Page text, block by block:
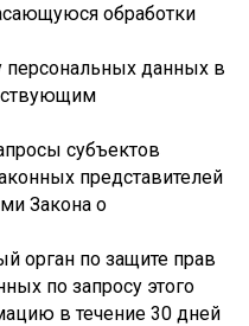
обработки
персональных данных в
субъектов
представителей
Закона о
орган по защите прав
по запросу этого
в течение 30 дней